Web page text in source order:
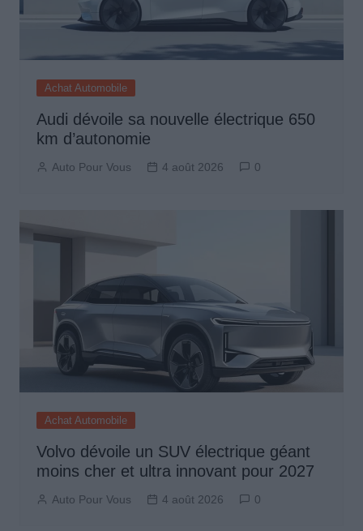
Achat Automobile
Audi dévoile sa nouvelle électrique 650
km d’autonomie
Auto Pour Vous 4 août 2026 0
Achat Automobile
Volvo dévoile un SUV électrique géant
moins cher et ultra innovant pour 2027
Auto Pour Vous 4 août 2026 0